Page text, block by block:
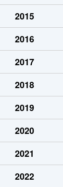
2015
2016
2017
2018
2019
2020
2021
2022